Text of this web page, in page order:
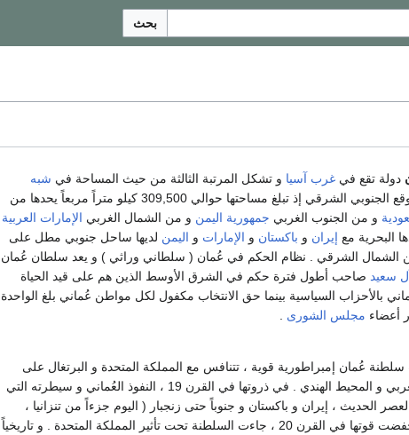
بحث
دولة تقع في غرب آسيا و تشكل المرتبة الثالثة من حيث المساحة في شبه
و تحتل الموقع الجنوبي الشرقي إذ تبلغ مساحتها حوالي 309,500 كيلو متراً مربعاً يحدها من
و من الجنوب الغربي جمهورية اليمن و من الشمال الغربي الإمارات العربية
البحرية مع إيران و باكستان و الإمارات و اليمن لديها ساحل جنوبي مطل على
الشمال الشرقي . نظام الحكم في عُمان ( سلطاني وراثي ) و يعد سلطان عُمان
سعيد صاحب أطول فترة حكم في الشرق الأوسط الذين هم على قيد الحياة
بالأحزاب السياسية بينما حق الانتخاب مكفول لكل مواطن عُماني بلغ الواحدة
أعضاء مجلس الشورى
القرن 17 ، كانت سلطنة عُمان إمبراطورية قوية ، تتنافس مع المملكة المتحدة و البرتغال على
النفوذ في منطقة الخليج العربي و المحيط الهندي . في ذروتها في القرن 19 ، النفوذ العُماني و سيطرته التي
الحديث ، إيران و باكستان و جنوباً حتى زنجبار ( اليوم جزءاً من تنزانيا ،
العاصمة السابقة ) . كما إنخفضت قوتها في القرن 20 ، جاءت السلطنة تحت تأثير المملكة المتحدة . و تاريخياً